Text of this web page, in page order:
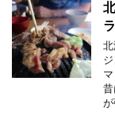
北